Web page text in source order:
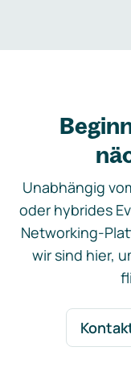
Unabhängig
oder hybrides
Networking-
wir sind hier,